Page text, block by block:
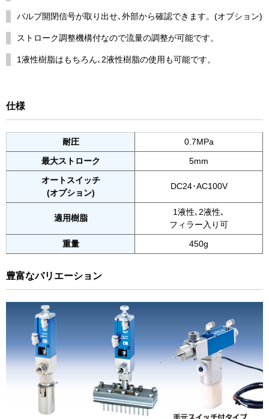
バルブ開閉信号が取り出せ､外部から確認できます。(オプション)
ストローク調整機構付なので流量の調整が可能です。
1液性樹脂はもちろん､2液性樹脂の使用も可能です。
仕様
耐圧
0.7MPa
最大ストローク
5mm
オートスイッチ
(オプション)
DC24･AC100V
適用樹脂
1液性､2液性､
フィラー入り可
重量
450g
豊富なバリエーション